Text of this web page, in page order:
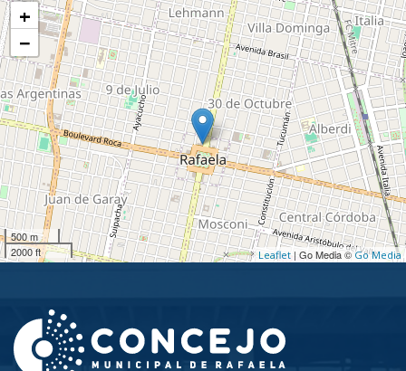
+
−
500 m
2000 ft
Leaflet| Go Media ©Go Media